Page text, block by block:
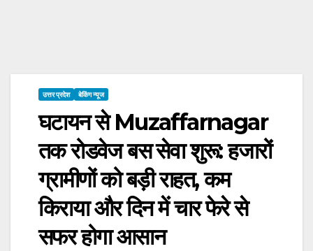
उत्तर प्रदेश बेकिंग न्यूज
घटायन से Muzaffarnagar
तक रोडवेज बस सेवा शुरू: हजारों
ग्रामीणों को बड़ी राहत, कम
किराया और दिन में चार फेरे से
सफर होगा आसान